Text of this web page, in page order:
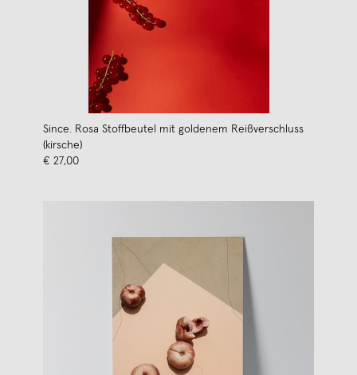
Since. Rosa Stoffbeutel mit goldenem Reißverschluss
(kirsche)
€ 27,00